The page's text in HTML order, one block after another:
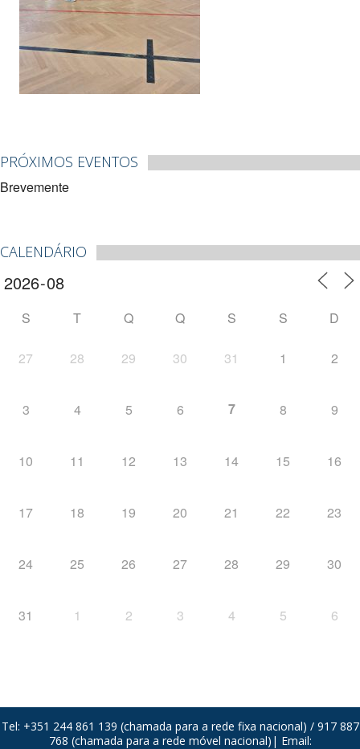
PRÓXIMOS EVENTOS
Brevemente
CALENDÁRIO
S T Q Q S S D
27 28 29 30 31 1 2
3 4 5 6 7 8 9
10 11 12 13 14 15 16
17 18 19 20 21 22 23
24 25 26 27 28 29 30
31 1 2 3 4 5 6
Tel: +351 244 861 139 (chamada para a rede fixa nacional) / 917 887
768 (chamada para a rede móvel nacional)| Email: